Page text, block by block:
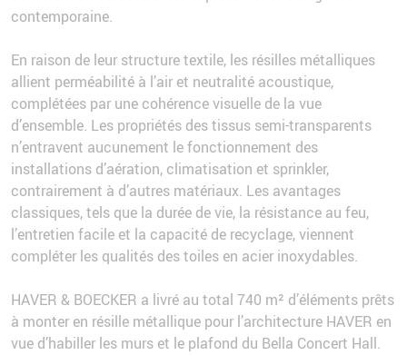
contemporaine.
En raison de leur structure textile, les résilles métalliques
allient perméabilité à l’air et neutralité acoustique,
complétées par une cohérence visuelle de la vue
d’ensemble. Les propriétés des tissus semi-transparents
n’entravent aucunement le fonctionnement des
installations d’aération, climatisation et sprinkler,
contrairement à d’autres matériaux. Les avantages
classiques, tels que la durée de vie, la résistance au feu,
l’entretien facile et la capacité de recyclage, viennent
compléter les qualités des toiles en acier inoxydables.
HAVER & BOECKER a livré au total 740 m² d’éléments prêts
à monter en résille métallique pour l’architecture HAVER en
vue d’habiller les murs et le plafond du Bella Concert Hall.